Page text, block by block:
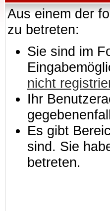
Aus einem der
zu betreten:
Sie sind im
nicht
Ihr
Es gibt
sind. Sie
betreten.